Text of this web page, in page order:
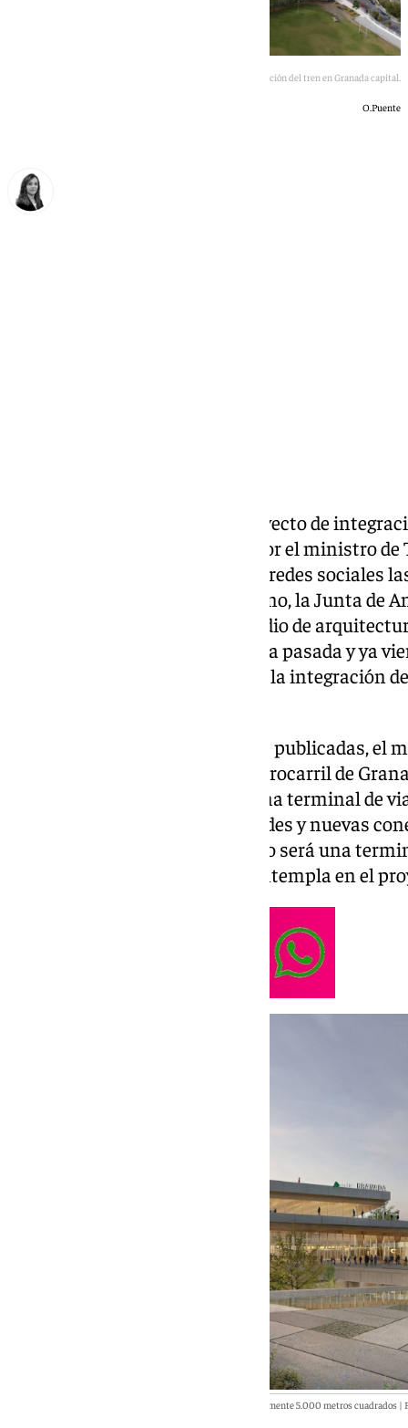
Imagen del proyecto de integración del tren en Granada capital.
O.Puente
Las primeras imágenes del proyecto de
Granada han sido desveladas por el ministro
ha compartido en su cuenta en redes sociales
martes. Los técnicos del Gobierno, la Junta de
Granada y los técnicos del estudio de
proyecto se reunieron la semana pasada y ya
quedar la ciudad granadina con la integración
En dos de esas cuatro imágenes publicadas,
ampliación de la estación de ferrocarril de
fuera. El proyecto contempla una terminal de
trenes, la creación de zonas verdes y nuevas
corredor ferroviario. El resultado será una
metros cuadrados, según se contempla en el
La estación de tren de Granada se ampliará y tendrá aproximadamente 5.000 metros cuadrados |